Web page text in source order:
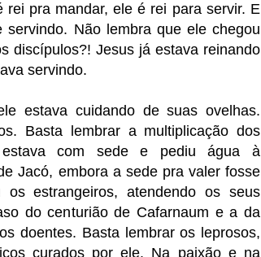
rei pra mandar, ele é rei para servir. E
servindo. Não lembra que ele chegou
discípulos?! Jesus já estava reinando
servindo.
estava cuidando de suas ovelhas.
Basta lembrar a multiplicação dos
com sede e pediu água à
Jacó, embora a sede pra valer fosse
estrangeiros, atendendo os seus
do centurião de Cafarnaum e a da
doentes. Basta lembrar os leprosos,
curados por ele. Na paixão e na